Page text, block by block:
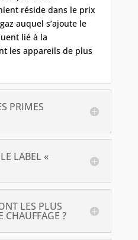
réside dans le prix
auquel s’ajoute le
lié à la
les appareils de plus
PRIMES
LABEL «
LES PLUS
CHAUFFAGE ?